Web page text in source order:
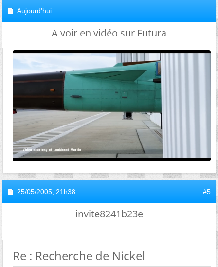
Aujourd'hui
A voir en vidéo sur Futura
25/05/2005, 21h38 #5
invite8241b23e
Re : Recherche de Nickel